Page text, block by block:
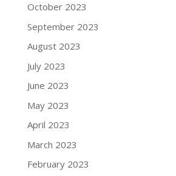
October 2023
September 2023
August 2023
July 2023
June 2023
May 2023
April 2023
March 2023
February 2023